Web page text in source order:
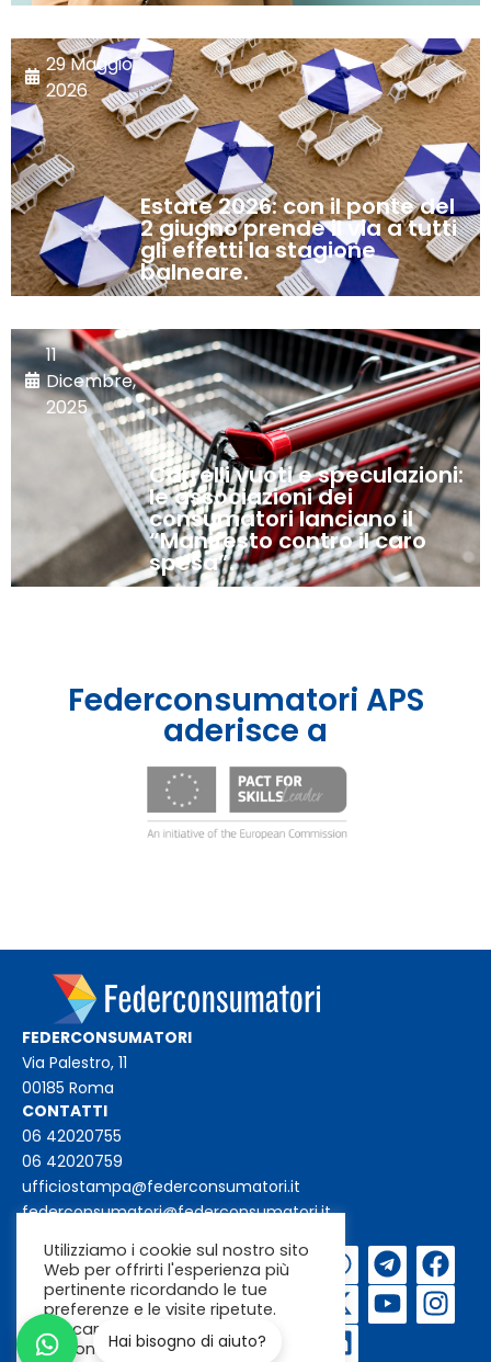
29 Maggio,
2026
Estate 2026: con il ponte del
2 giugno prende il via a tutti
gli effetti la stagione
balneare.
11
Dicembre,
2025
Carrelli vuoti e speculazioni:
le associazioni dei
consumatori lanciano il
“Manifesto contro il caro
spesa”.
Federconsumatori APS
aderisce a
FEDERCONSUMATORI
Via Palestro, 11
00185 Roma
CONTATTI
06 42020755
06 42020759
ufficiostampa@federconsumatori.it
federconsumatori@federconsumatori.it
Iscriviti alla
newsletter
Utilizziamo i cookie sul nostro sito
Web per offrirti l'esperienza più
pertinente ricordando le tue
preferenze e le visite ripetute.
Cliccando su "Accetta"
acconsenti all'uso di TUTTI i
Hai bisogno di aiuto?